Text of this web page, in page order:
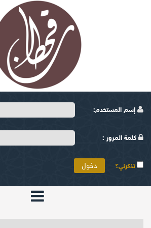
إسم المستخدم:
كلمة المرور :
تذكرني؟